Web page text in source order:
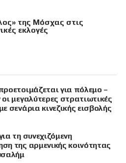
της Μόσχας στις
εκλογές
για πόλεμο –
οι μεγαλύτερες στρατιωτικές
σενάρια κινεζικής εισβολής
τη συνεχιζόμενη
της αρμενικής κοινότητας